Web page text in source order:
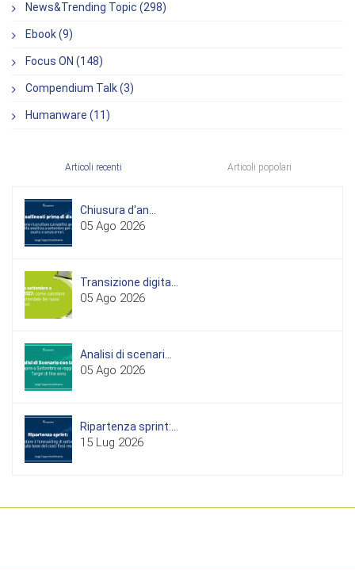
News&Trending Topic (298)
Ebook (9)
Focus ON (148)
Compendium Talk (3)
Humanware (11)
Articoli recenti Articoli popolari
Chiusura d'an...
05 Ago 2026
Transizione digita...
05 Ago 2026
Analisi di scenari...
05 Ago 2026
Ripartenza sprint:...
15 Lug 2026